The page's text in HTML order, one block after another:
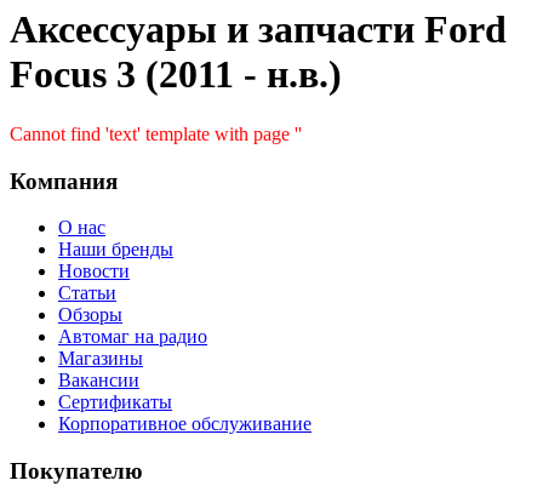
Аксессуары и запчасти Ford
Focus 3 (2011 - н.в.)
Cannot find 'text' template with page ''
Компания
О нас
Наши бренды
Новости
Статьи
Обзоры
Автомаг на радио
Магазины
Вакансии
Сертификаты
Корпоративное обслуживание
Покупателю